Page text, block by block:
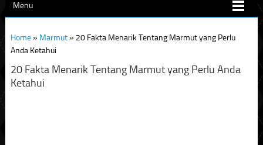
Menu
Home» Marmut» 20 Fakta Menarik Tentang Marmut yang Perlu
Anda Ketahui
20 Fakta Menarik Tentang Marmut yang Perlu Anda
Ketahui